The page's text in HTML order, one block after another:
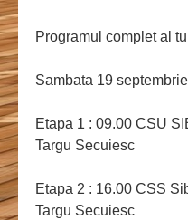
Programul complet al
Sambata 19 septembrie
Etapa 1 : 09.00 CSU
Targu Secuiesc
Etapa 2 : 16.00 CSS
Targu Secuiesc